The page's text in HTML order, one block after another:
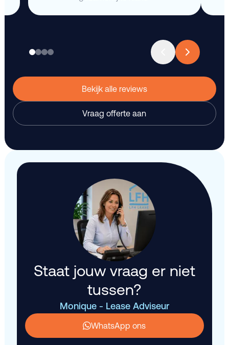
Bekijk alle reviews
Vraag offerte aan
Staat jouw vraag er niet
tussen?
Monique - Lease Adviseur
WhatsApp ons